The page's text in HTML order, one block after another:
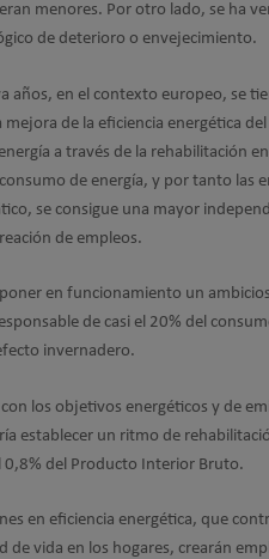
menores. Por otro lado, se ha
de deterioro o envejecimiento.
años, en el contexto europeo, se
mejora de la eficiencia energética
a través de la rehabilitación
de energía, y por tanto las
se consigue una mayor
de empleos.
poner en funcionamiento un
de casi el 20% del
invernadero.
los objetivos energéticos y de
establecer un ritmo de
0,8% del Producto Interior Bruto.
en eficiencia energética, que
de vida en los hogares, crearán